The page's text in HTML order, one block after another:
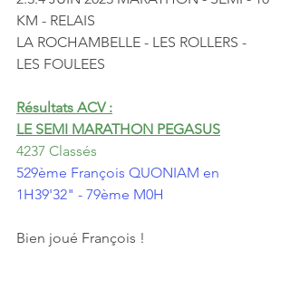
KM - RELAIS
LA ROCHAMBELLE - LES ROLLERS -
LES FOULEES
Résultats ACV :
LE SEMI MARATHON PEGASUS
4237 Classés
529ème François QUONIAM en
1H39'32" - 79ème M0H
Bien joué François !